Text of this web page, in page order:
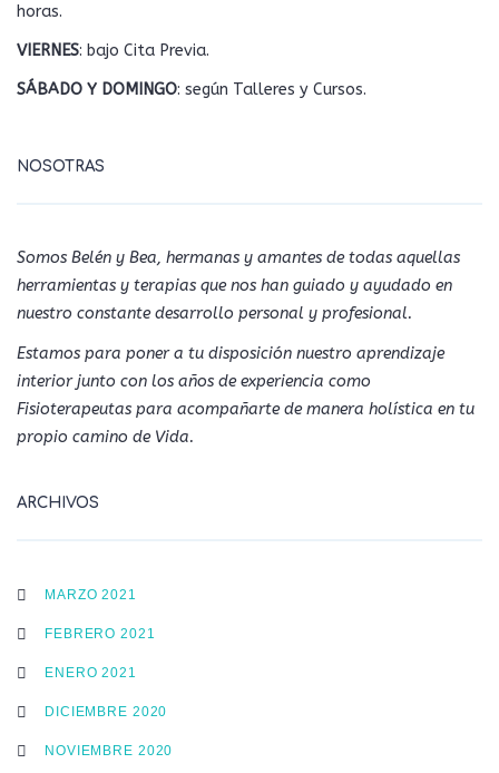
horas.
VIERNES: bajo Cita Previa.
SÁBADO Y DOMINGO: según Talleres y Cursos.
NOSOTRAS
Somos Belén y Bea, hermanas y amantes de todas aquellas
herramientas y terapias que nos han guiado y ayudado en
nuestro constante desarrollo personal y profesional.
Estamos para poner a tu disposición nuestro aprendizaje
interior junto con los años de experiencia como
Fisioterapeutas para acompañarte de manera holística en tu
propio camino de Vida.
ARCHIVOS
MARZO 2021
FEBRERO 2021
ENERO 2021
DICIEMBRE 2020
NOVIEMBRE 2020